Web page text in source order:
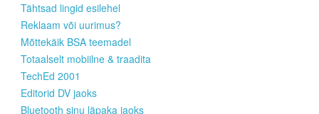
Tähtsad lingid esilehel
Reklaam või uurimus?
Mõttekäik BSA teemadel
Totaalselt mobiilne & traadita
TechEd 2001
Editorid DV jaoks
Bluetooth sinu läpaka jaoks